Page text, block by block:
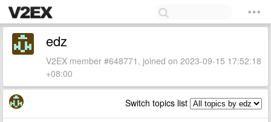
edz
V2EX member #648771, joined on 2023-09-15 17:52:18
+08:00
Switch topics list